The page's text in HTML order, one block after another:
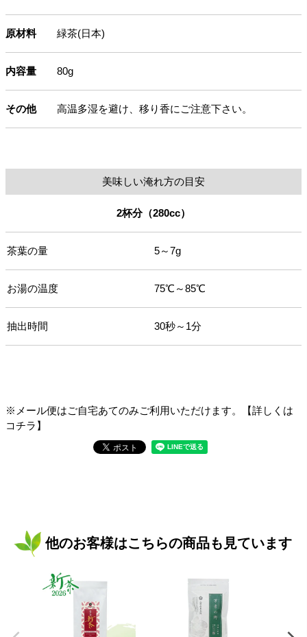
原材料 緑茶(日本)
内容量 80g
その他 高温多湿を避け、移り香にご注意下さい。
美味しい淹れ方の目安
2杯分（280cc）
茶葉の量 5～7g
お湯の温度 75℃～85℃
抽出時間 30秒～1分
※メール便はご自宅あてのみご利用いただけます。【詳しくは
コチラ】
他のお客様はこちらの商品も見ています